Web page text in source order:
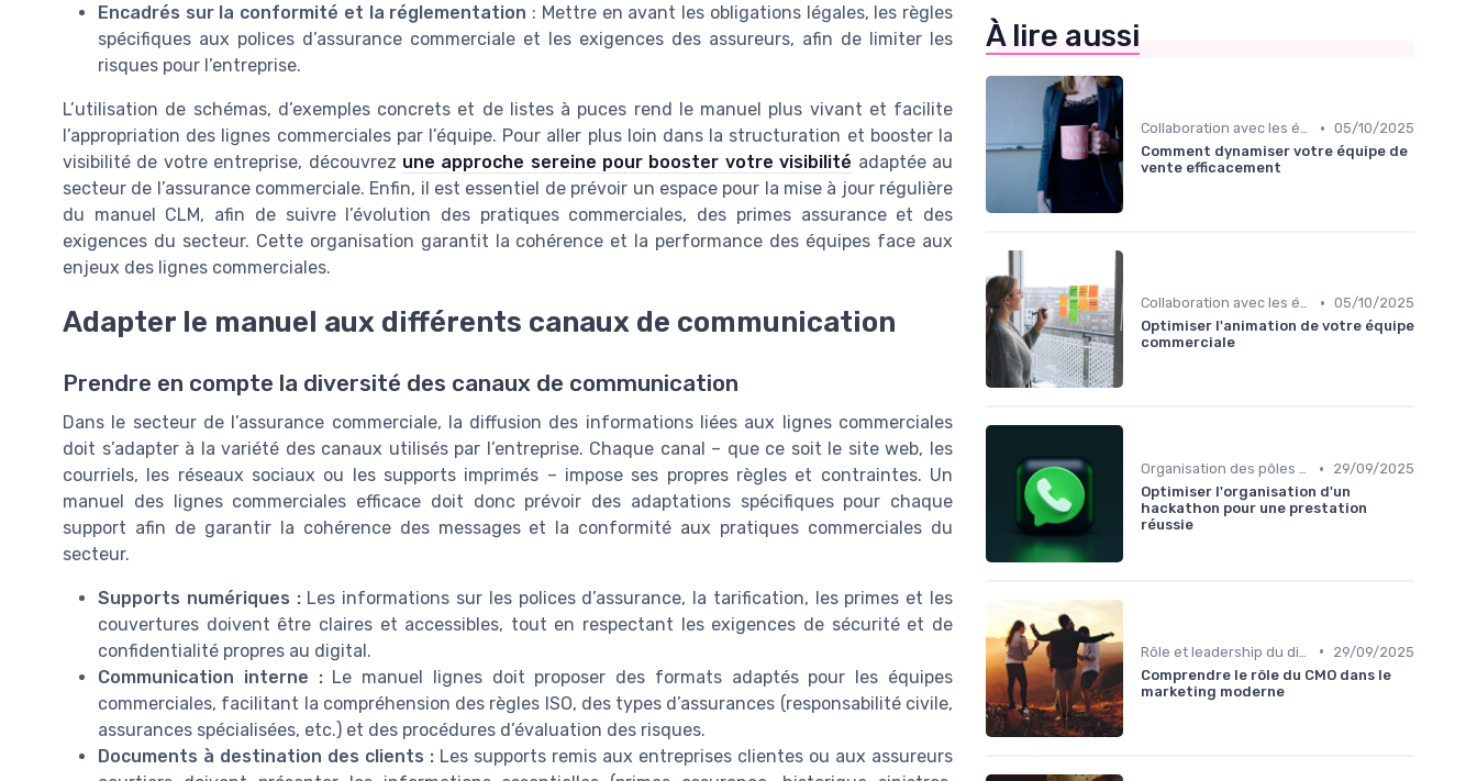
Encadrés sur la conformité et la réglementation : Mettre en avant les obligations légales, les règles
spécifiques aux polices d’assurance commerciale et les exigences des assureurs, afin de limiter les
risques pour l’entreprise.
L’utilisation de schémas, d’exemples concrets et de listes à puces rend le manuel plus vivant et facilite
l’appropriation des lignes commerciales par l’équipe. Pour aller plus loin dans la structuration et booster la
visibilité de votre entreprise, découvrez une approche sereine pour booster votre visibilité adaptée au
secteur de l’assurance commerciale. Enfin, il est essentiel de prévoir un espace pour la mise à jour régulière
du manuel CLM, afin de suivre l’évolution des pratiques commerciales, des primes assurance et des
exigences du secteur. Cette organisation garantit la cohérence et la performance des équipes face aux
enjeux des lignes commerciales.
Adapter le manuel aux différents canaux de communication
Prendre en compte la diversité des canaux de communication
Dans le secteur de l’assurance commerciale, la diffusion des informations liées aux lignes commerciales
doit s’adapter à la variété des canaux utilisés par l’entreprise. Chaque canal – que ce soit le site web, les
courriels, les réseaux sociaux ou les supports imprimés – impose ses propres règles et contraintes. Un
manuel des lignes commerciales efficace doit donc prévoir des adaptations spécifiques pour chaque
support afin de garantir la cohérence des messages et la conformité aux pratiques commerciales du
secteur.
Supports numériques :Les informations sur les polices d’assurance, la tarification, les primes et les
couvertures doivent être claires et accessibles, tout en respectant les exigences de sécurité et de
confidentialité propres au digital.
Communication interne :Le manuel lignes doit proposer des formats adaptés pour les équipes
commerciales, facilitant la compréhension des règles ISO, des types d’assurances (responsabilité civile,
assurances spécialisées, etc.) et des procédures d’évaluation des risques.
Documents à destination des clients : Les supports remis aux entreprises clientes ou aux assureurs
À lire aussi
Collaboration avec les équipes Sales • 05/10/2025
Comment dynamiser votre équipe de
vente efficacement
Collaboration avec les équipes Sales • 05/10/2025
Optimiser l'animation de votre équipe
commerciale
Organisation des pôles marketing •
29/09/2025
Optimiser l'organisation d'un
hackathon pour une prestation
réussie
•
29/09/2025
Comprendre le rôle du CMO dans le
marketing moderne